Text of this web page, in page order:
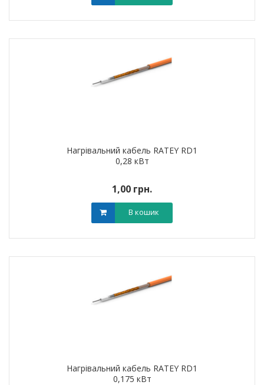
Нагрівальний кабель RATEY RD1
0,28 кВт
1,00 грн.
В кошик
Нагрівальний кабель RATEY RD1
0,175 кВт